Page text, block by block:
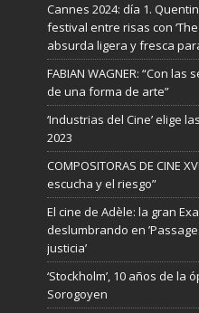
Cannes 2024: día 1.
festival entre risas con
absurda ligera y fresca
FABIAN WAGNER: “Con
de una forma de arte”
‘Industrias del Cine’ elige
2023
COMPOSITORAS DE CINE
escucha y el riesgo”
El cine de Adèle: la gran
deslumbrando en
justicia’
‘Stockholm’, 10 años de la
Sorogoyen